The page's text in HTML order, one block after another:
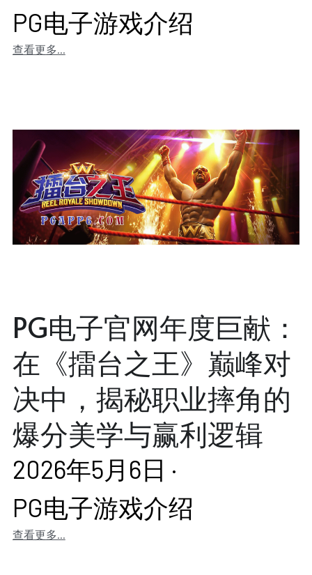
PG电子游戏介绍
查看更多...
PG电子官网年度巨献：
在《擂台之王》巅峰对
决中，揭秘职业摔角的
爆分美学与赢利逻辑
2026年5月6日 ·
PG电子游戏介绍
查看更多...